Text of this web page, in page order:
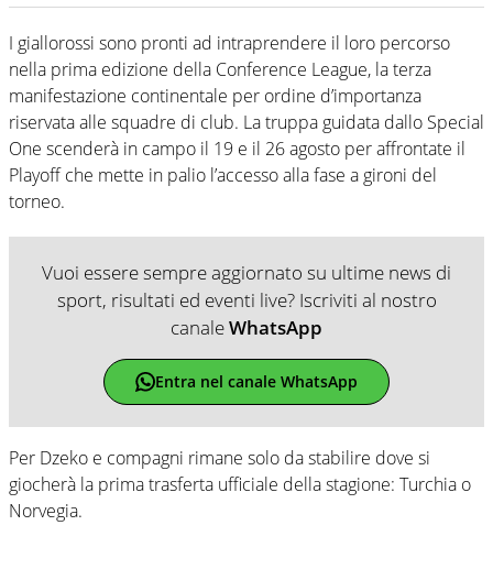
I giallorossi sono pronti ad intraprendere il loro percorso
nella prima edizione della Conference League, la terza
manifestazione continentale per ordine d’importanza
riservata alle squadre di club. La truppa guidata dallo Special
One scenderà in campo il 19 e il 26 agosto per affrontate il
Playoff che mette in palio l’accesso alla fase a gironi del
torneo.
Vuoi essere sempre aggiornato su ultime news di
sport, risultati ed eventi live? Iscriviti al nostro
canaleWhatsApp
Entra nel canale WhatsApp
Per Dzeko e compagni rimane solo da stabilire dove si
giocherà la prima trasferta ufficiale della stagione: Turchia o
Norvegia.